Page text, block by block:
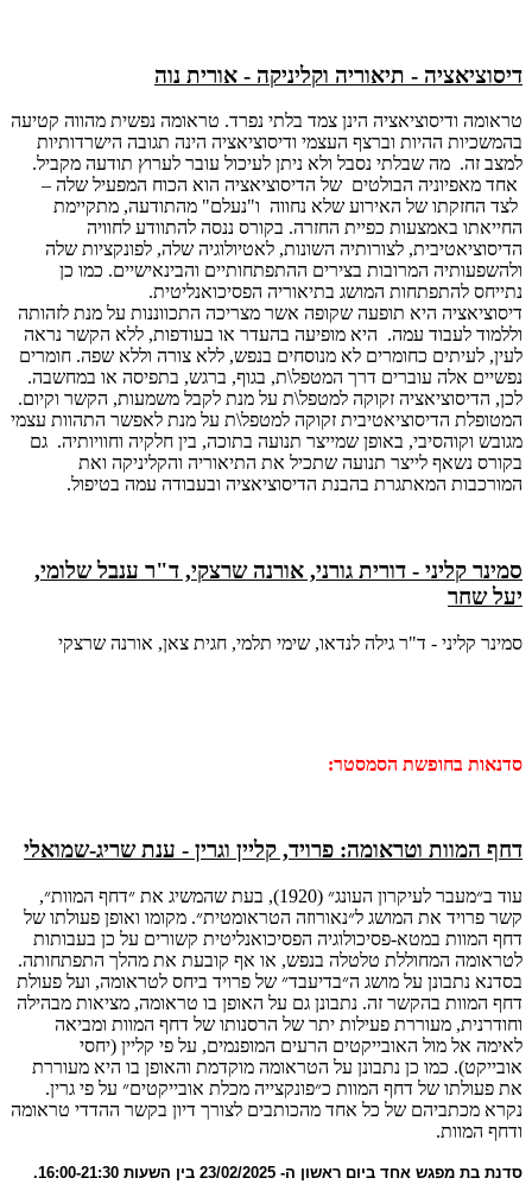
דיסוציאציה - תיאוריה וקליניקה - אורית נוה
טראומה ודיסוציאציה הינן צמד בלתי נפרד. טראומה נפשית מהווה קטיעה
בהמשכיות ההיות וברצף העצמי ודיסוציאציה הינה תגובה הישרדותיות
למצב זה. מה שבלתי נסבל ולא ניתן לעיכול עובר לערוץ תודעה מקביל.
אחד מאפיוניה הבולטים של הדיסוציאציה הוא הכוח המפעיל שלה –
לצד החזקתו של האירוע שלא נחווה ו"נעלם" מהתודעה, מתקיימת
החייאתו באמצעות כפיית החזרה. בקורס ננסה להתוודע לחוויה
הדיסוציאטיבית, לצורותיה השונות, לאטיולוגיה שלה, לפונקציות שלה
ולהשפעותיה המרובות בצירים ההתפתחותיים והבינאישיים. כמו כן
נתייחס להתפתחות המושג בתיאוריה הפסיכואנליטית.
דיסוציאציה היא תופעה שקופה אשר מצריכה התכווננות על מנת לזהותה
וללמוד לעבוד עמה. היא מופיעה בהעדר או בעודפות, ללא הקשר נראה
לעין, לעיתים כחומרים לא מנוסחים בנפש, ללא צורה וללא שפה. חומרים
נפשיים אלה עוברים דרך המטפל\ת, בגוף, ברגש, בתפיסה או במחשבה.
לכן, הדיסוציאציה זקוקה למטפל\ת על מנת לקבל משמעות, הקשר וקיום.
המטופלת הדיסוציאטיבית זקוקה למטפל\ת על מנת לאפשר התהוות עצמי
מגובש וקוהסיבי, באופן שמייצר תנועה בתוכה, בין חלקיה וחוויותיה. גם
בקורס נשאף לייצר תנועה שתכיל את התיאוריה והקליניקה ואת
המורכבות המאתגרת בהבנת הדיסוציאציה ובעבודה עמה בטיפול.
סמינר קליני - דורית גורני, אורנה שרצקי, ד"ר ענבל שלומי,
יעל שחר
סמינר קליני - ד"ר גילה לנדאו, שימי תלמי, חגית צאן, אורנה שרצקי
סדנאות בחופשת הסמסטר:
דחף המוות וטראומה: פרויד, קליין וגרין - ענת שריג-שמואלי
עוד ב״מעבר לעיקרון העונג״ (1920), בעת שהמשיג את ״דחף המוות״,
קשר פרויד את המושג ל״נאורוזה הטראומטית״. מקומו ואופן פעולתו של
דחף המוות במטא-פסיכולוגיה הפסיכואנליטית קשורים על כן בעבותות
לטראומה המחוללת טלטלה בנפש, או אף קובעת את מהלך התפתחותה.
בסדנא נתבונן על מושג ה״בדיעבד״ של פרויד ביחס לטראומה, ועל פעולת
דחף המוות בהקשר זה. נתבונן גם על האופן בו טראומה, מציאות מבהילה
וחודרנית, מעוררת פעילות יתר של הרסנותו של דחף המוות ומביאה
לאימה אל מול האובייקטים הרעים המופנמים, על פי קליין (יחסי
אובייקט). כמו כן נתבונן על הטראומה מוקדמת והאופן בו היא מעוררת
את פעולתו של דחף המוות כ״פונקצייה מכלת אובייקטים״ על פי גרין.
נקרא מכתביהם של כל אחד מהכותבים לצורך דיון בקשר ההדדי טראומה
ודחף המוות.
סדנת בת מפגש אחד ביום ראשון ה- 23/02/2025 בין השעות 16:00-21:30.